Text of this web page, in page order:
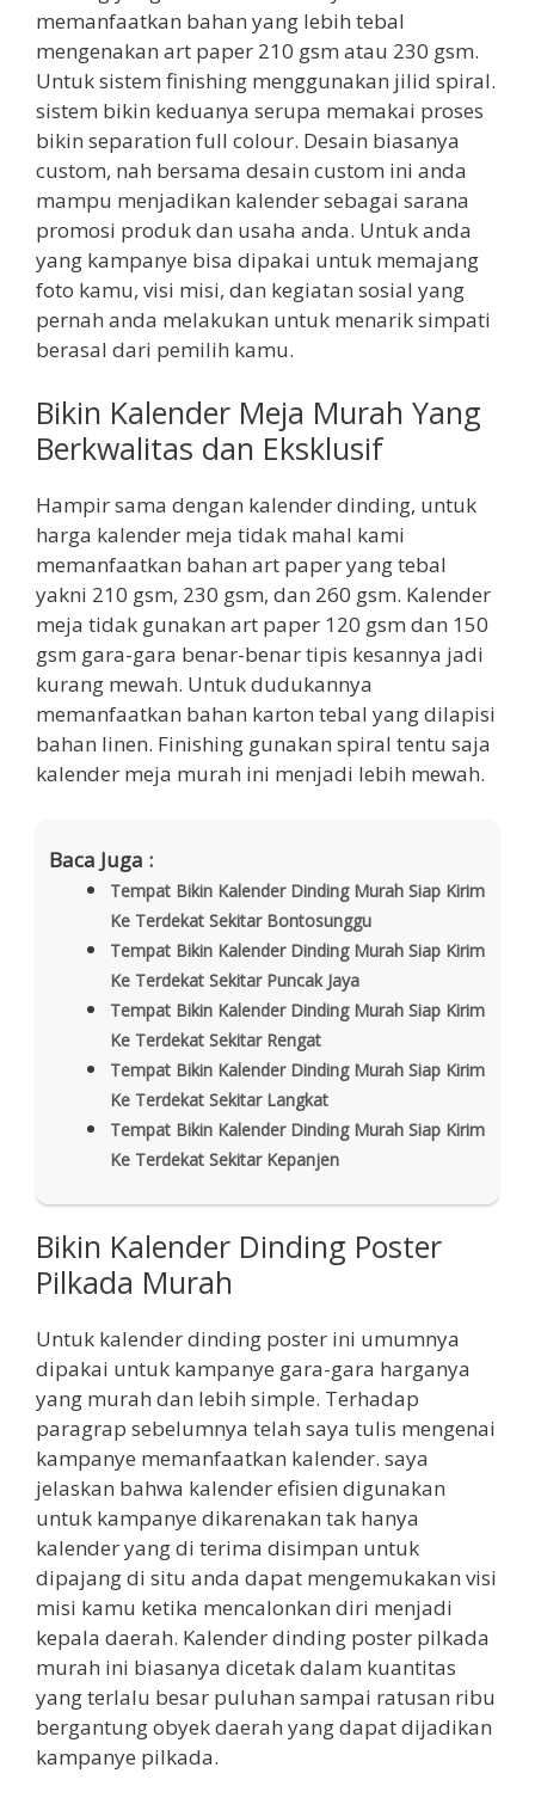
memanfaatkan bahan yang lebih tebal
mengenakan art paper 210 gsm atau 230 gsm.
Untuk sistem finishing menggunakan jilid spiral.
sistem bikin keduanya serupa memakai proses
bikin separation full colour. Desain biasanya
custom, nah bersama desain custom ini anda
mampu menjadikan kalender sebagai sarana
promosi produk dan usaha anda. Untuk anda
yang kampanye bisa dipakai untuk memajang
foto kamu, visi misi, dan kegiatan sosial yang
pernah anda melakukan untuk menarik simpati
berasal dari pemilih kamu.
Bikin Kalender Meja Murah Yang
Berkwalitas dan Eksklusif
Hampir sama dengan kalender dinding, untuk
harga kalender meja tidak mahal kami
memanfaatkan bahan art paper yang tebal
yakni 210 gsm, 230 gsm, dan 260 gsm. Kalender
meja tidak gunakan art paper 120 gsm dan 150
gsm gara-gara benar-benar tipis kesannya jadi
kurang mewah. Untuk dudukannya
memanfaatkan bahan karton tebal yang dilapisi
bahan linen. Finishing gunakan spiral tentu saja
kalender meja murah ini menjadi lebih mewah.
Baca Juga :
Tempat Bikin Kalender Dinding Murah Siap Kirim
Ke Terdekat Sekitar Bontosunggu
Tempat Bikin Kalender Dinding Murah Siap Kirim
Ke Terdekat Sekitar Puncak Jaya
Tempat Bikin Kalender Dinding Murah Siap Kirim
Ke Terdekat Sekitar Rengat
Tempat Bikin Kalender Dinding Murah Siap Kirim
Ke Terdekat Sekitar Langkat
Tempat Bikin Kalender Dinding Murah Siap Kirim
Ke Terdekat Sekitar Kepanjen
Bikin Kalender Dinding Poster
Pilkada Murah
Untuk kalender dinding poster ini umumnya
dipakai untuk kampanye gara-gara harganya
yang murah dan lebih simple. Terhadap
paragrap sebelumnya telah saya tulis mengenai
kampanye memanfaatkan kalender. saya
jelaskan bahwa kalender efisien digunakan
untuk kampanye dikarenakan tak hanya
kalender yang di terima disimpan untuk
dipajang di situ anda dapat mengemukakan visi
misi kamu ketika mencalonkan diri menjadi
kepala daerah. Kalender dinding poster pilkada
murah ini biasanya dicetak dalam kuantitas
yang terlalu besar puluhan sampai ratusan ribu
bergantung obyek daerah yang dapat dijadikan
kampanye pilkada.